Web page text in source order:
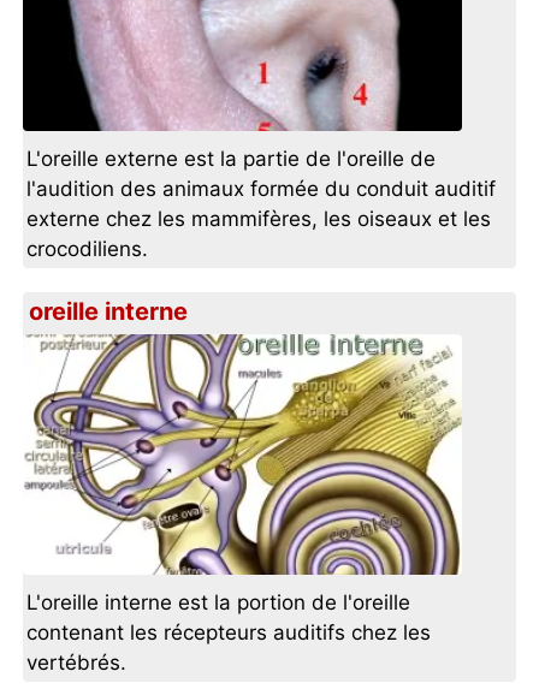
L'oreille externe est la partie de l'oreille de
l'audition des animaux formée du conduit auditif
externe chez les mammifères, les oiseaux et les
crocodiliens.
oreille interne
L'oreille interne est la portion de l'oreille
contenant les récepteurs auditifs chez les
vertébrés.